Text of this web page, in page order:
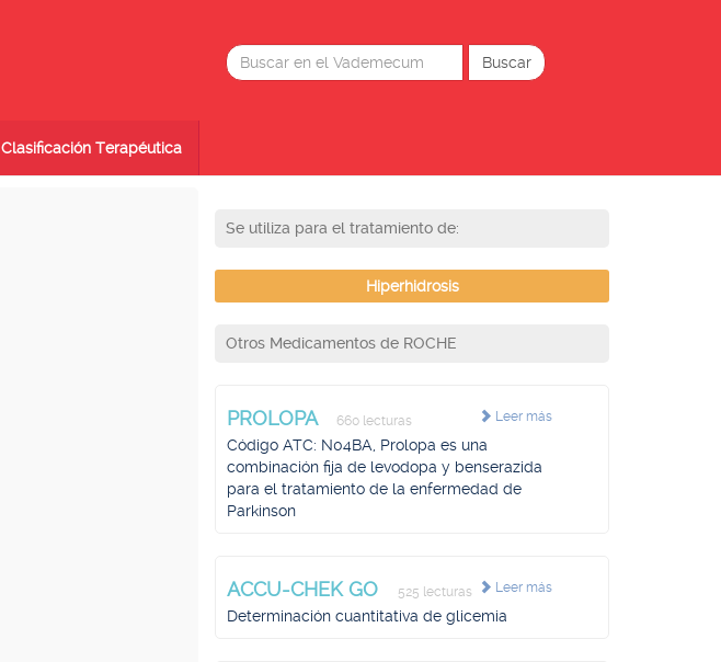
Clasificación Terapéutica
Se utiliza para el tratamiento de:
Hiperhidrosis
Otros Medicamentos de ROCHE
Leer más
PROLOPA 660 lecturas
Código ATC: N04BA, Prolopa es una
combinación fija de levodopa y benserazida
para el tratamiento de la enfermedad de
Parkinson
Leer más
ACCU-CHEK GO 525 lecturas
Determinación cuantitativa de glicemia